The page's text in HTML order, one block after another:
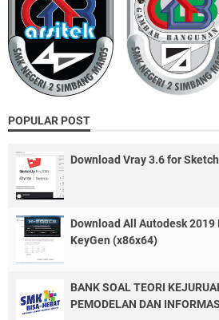
POPULAR POST
Download Vray 3.6 for
Download All Autodesk 2019
KeyGen (x86x64)
BANK SOAL TEORI
PEMODELAN DAN